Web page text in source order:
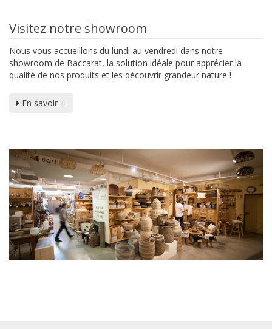
Visitez notre showroom
Nous vous accueillons du lundi au vendredi dans notre
showroom de Baccarat, la solution idéale pour apprécier la
qualité de nos produits et les découvrir grandeur nature !
En savoir +